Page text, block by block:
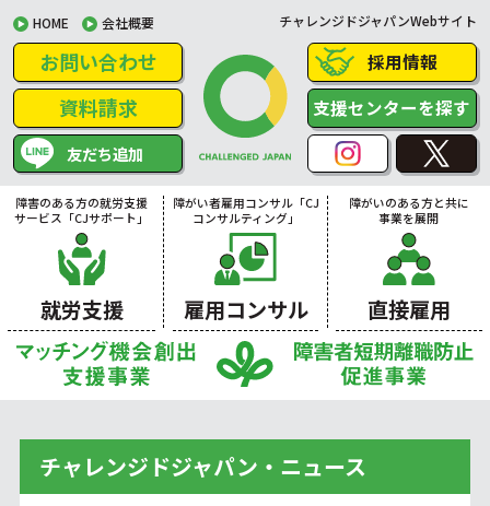
HOME 会社概要 チャレンジドジャパンWebサイト
お問い合わせ
資料請求
友だち追加
採用情報
支援センターを探す
障害のある方の就労支援
サービス「CJサポート」
就労支援
障がい者雇用コンサル「CJ
コンサルティング」
雇用コンサル
障がいのある方と共に
事業を展開
直接雇用
チャレンジドジャパン・ニュース